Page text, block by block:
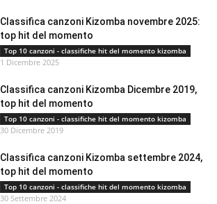
Classifica canzoni Kizomba novembre 2025:
top hit del momento
Top 10 canzoni - classifiche hit del momento kizomba
1 Dicembre 2025
Classifica canzoni Kizomba Dicembre 2019,
top hit del momento
Top 10 canzoni - classifiche hit del momento kizomba
30 Dicembre 2019
Classifica canzoni Kizomba settembre 2024,
top hit del momento
Top 10 canzoni - classifiche hit del momento kizomba
30 Settembre 2024